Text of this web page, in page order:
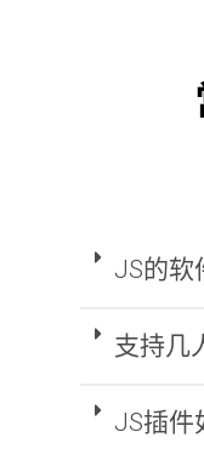
JS的软
支持几
JS插件